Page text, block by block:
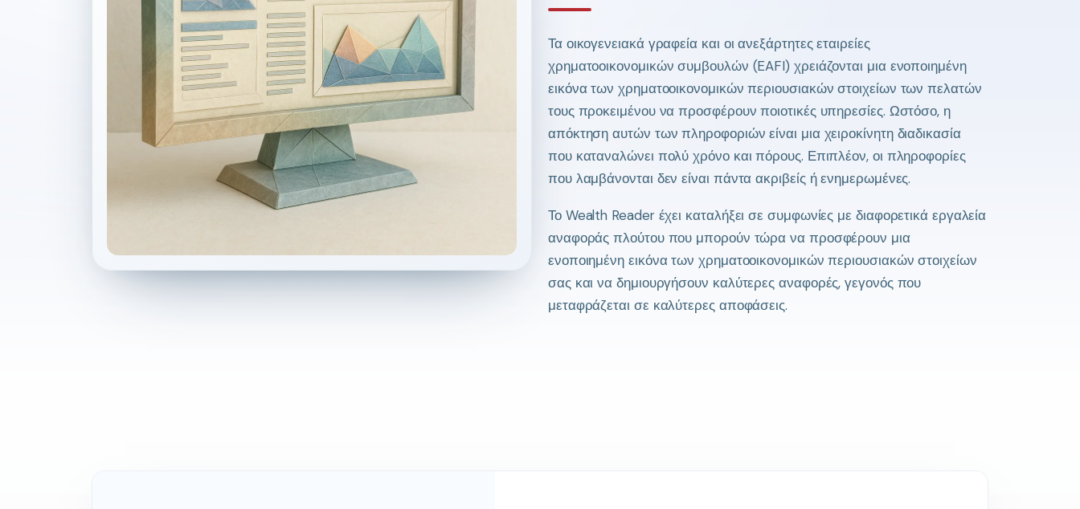
Τα οικογενειακά γραφεία και οι ανεξάρτητες εταιρείες
χρηματοοικονομικών συμβουλών (EAFI) χρειάζονται μια ενοποιημένη
εικόνα των χρηματοοικονομικών περιουσιακών στοιχείων των πελατών
τους προκειμένου να προσφέρουν ποιοτικές υπηρεσίες. Ωστόσο, η
απόκτηση αυτών των πληροφοριών είναι μια χειροκίνητη διαδικασία
που καταναλώνει πολύ χρόνο και πόρους. Επιπλέον, οι πληροφορίες
που λαμβάνονται δεν είναι πάντα ακριβείς ή ενημερωμένες.
Το Wealth Reader έχει καταλήξει σε συμφωνίες με διαφορετικά εργαλεία
αναφοράς πλούτου που μπορούν τώρα να προσφέρουν μια
ενοποιημένη εικόνα των χρηματοοικονομικών περιουσιακών στοιχείων
σας και να δημιουργήσουν καλύτερες αναφορές, γεγονός που
μεταφράζεται σε καλύτερες αποφάσεις.